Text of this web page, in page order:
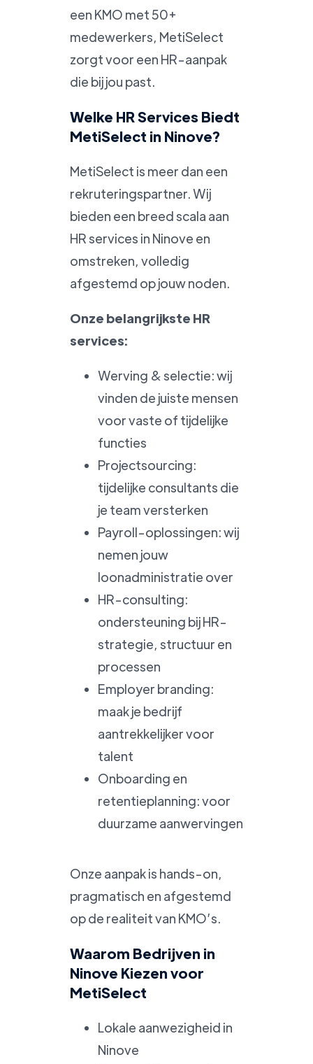
een KMO met 50+
medewerkers, MetiSelect
zorgt voor een HR-aanpak
die bij jou past.
Welke HR Services Biedt
MetiSelect in Ninove?
MetiSelect is meer dan een
rekruteringspartner. Wij
bieden een breed scala aan
HR services in Ninove en
omstreken, volledig
afgestemd op jouw noden.
Onze belangrijkste HR
services:
Werving & selectie: wij
vinden de juiste mensen
voor vaste of tijdelijke
functies
Projectsourcing:
tijdelijke consultants die
je team versterken
Payroll-oplossingen: wij
nemen jouw
loonadministratie over
HR-consulting:
ondersteuning bij HR-
strategie, structuur en
processen
Employer branding:
maak je bedrijf
aantrekkelijker voor
talent
Onboarding en
retentieplanning: voor
duurzame aanwervingen
Onze aanpak is hands-on,
pragmatisch en afgestemd
op de realiteit van KMO’s.
Waarom Bedrijven in
Ninove Kiezen voor
MetiSelect
Lokale aanwezigheid in
Ninove